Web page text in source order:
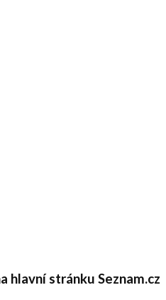
hlavní stránku Seznam.cz